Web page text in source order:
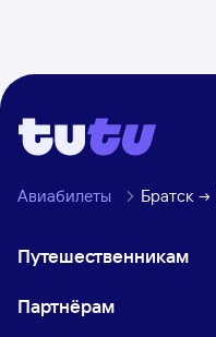
Авиабилеты Братск
Путешественникам
Партнёрам